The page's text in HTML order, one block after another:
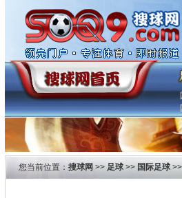
您当前位置： 搜球网 >> 足球>> 国际足球>>